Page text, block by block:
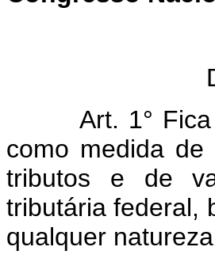
Art. 1°
como medida
tributos e de
tributária federal,
qualquer